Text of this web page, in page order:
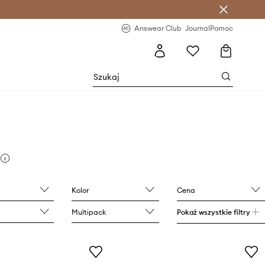
Answear Club JournalPomoc
Kolor Cena
Multipack Pokaż wszystkie filtry